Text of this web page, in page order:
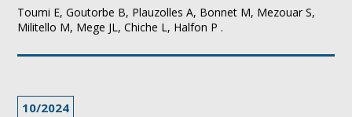
Toumi E, Goutorbe B, Plauzolles A, Bonnet M, Mezouar S,
Militello M, Mege JL, Chiche L, Halfon P .
10/2024